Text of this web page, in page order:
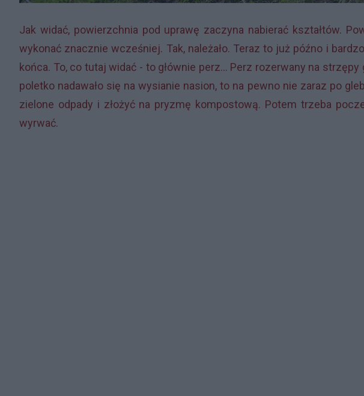
Jak widać, powierzchnia pod uprawę zaczyna nabierać kształtów.
wykonać znacznie wcześniej. Tak, należało. Teraz to już późno i
końca. To, co tutaj widać - to głównie perz... Perz rozerwany na
poletko nadawało się na wysianie nasion, to na pewno nie zaraz po
zielone odpady i złożyć na pryzmę kompostową. Potem trzeba
wyrwać.